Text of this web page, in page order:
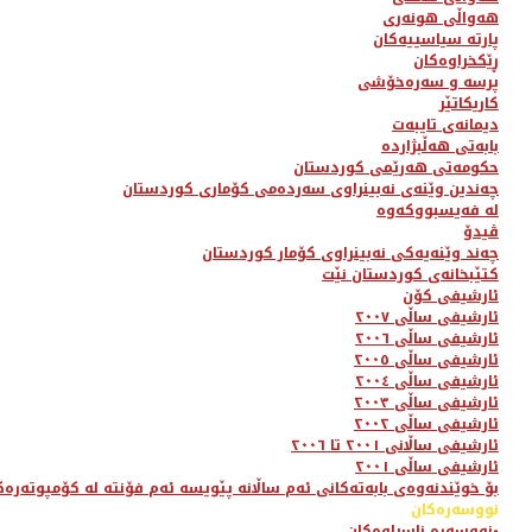
هەواڵی هونەری
پارتە سیاسییەکان
ڕێکخراوەکان
پرسە و سەرەخۆشی
کاریکاتێر
دیمانەی تایبەت
بابەتی هەڵبژاردە
حکومەتی هەرێمی کوردستان
چەندین وێنەی نەبینراوی سەردەمی کۆماری کوردستان
لە فەیسبووکەوە
ڤیدۆ
چەند وێنەیەکی نەبینراوی کۆمار کوردستان
کتێبخانەی کوردستان نێت
ئارشیفی کۆن
ئارشیفی ساڵی ٢٠٠٧
ئارشیفی ساڵی ٢٠٠٦
ئارشیفی ساڵی ٢٠٠٥
ئارشیفی ساڵی ٢٠٠٤
ئارشیفی ساڵی ٢٠٠٣
ئارشیفی ساڵی ٢٠٠٢
ئارشیفی ساڵانی ٢٠٠١ تا ٢٠٠٦
ئارشیفی ساڵی ٢٠٠١
بۆ خوێندنەوەی بابەتەکانی ئەم ساڵانە پێویسە ئەم فۆنتە لە
نووسەرەکان